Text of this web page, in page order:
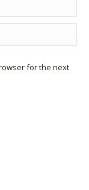
for the next